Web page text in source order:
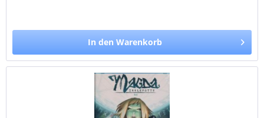
In den Warenkorb